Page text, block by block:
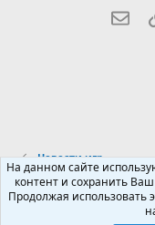
Новости игр
Russian (RU)
На данном сайте
контент и сохранить
Продолжая использовать